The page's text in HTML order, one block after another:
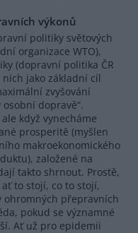
výkonů
politiky světových
organizace WTO),
(dopravní politika ČR
jako základní cíl
zvyšování
dopravě“.
když vynecháme
prosperitě (myšlen
makroekonomického
založené na
takto shrnout. Prostě,
to stojí, co to stojí,
ohromných přepravních
pokud se významné
Ať už pro epidemii